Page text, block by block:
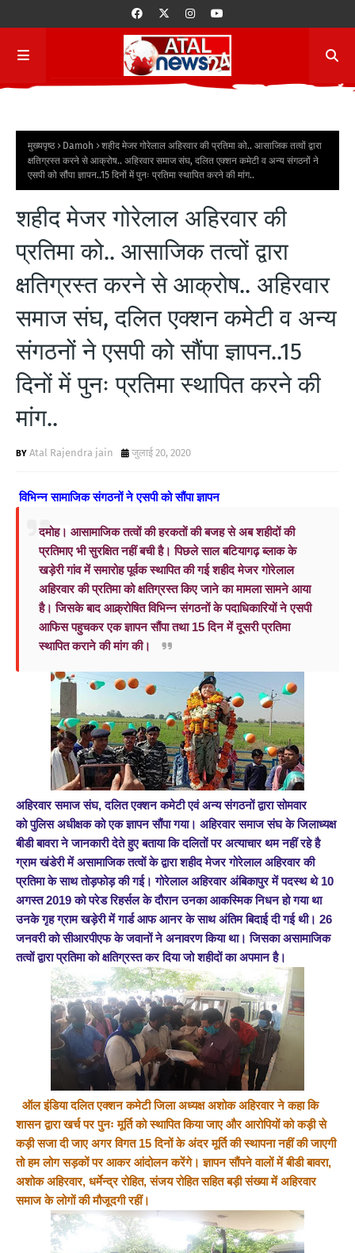
मुख्यपृष्ठ Damoh
शहीद मेजर गोरेलाल अहिरवार की प्रतिमा को.. आसाजिक तत्वों द्वारा
क्षतिग्रस्त करने से आक्रोष.. अहिरवार समाज संघ, दलित एक्शन कमेटी व अन्य संगठनों ने
एसपी को सौंपा ज्ञापन..15 दिनों में पुनः प्रतिमा स्थापित करने की मांग..
शहीद मेजर गोरेलाल अहिरवार की
प्रतिमा को.. आसाजिक तत्वों द्वारा
क्षतिग्रस्त करने से आक्रोष.. अहिरवार
समाज संघ, दलित एक्शन कमेटी व अन्य
संगठनों ने एसपी को सौंपा ज्ञापन..15
दिनों में पुनः प्रतिमा स्थापित करने की
मांग..
Atal Rajendra jain जुलाई 20, 2020
विभिन्न सामाजिकसंगठनों ने एसपी को सौंपा ज्ञापन
दमोह। आसामाजिक तत्वों की हरकतों की बजह से अब शहीदों की
प्रतिमाए भी सुरक्षित नहीं बची है। पिछले साल बटियागढ़ ब्लाक के
खड़ेरी गांव में समारोह पूर्वक स्थापित की गई शहीद मेजर गोरेलाल
अहिरवार की प्रतिमा को क्षतिग्रस्त किए जाने का मामला सामने आया
है। जिसके बाद आक्र्रोषित विभिन्न संगठनों के पदाधिकारियों ने एसपी
आफिस पहुचकर एक ज्ञापन सौंपा तथा 15 दिन में दूसरी प्रतिमा
स्थापित कराने की मांग की।
अहिरवार समाज संघ, दलित एक्शन कमेटी एवं अन्य संगठनोंद्वारासोमवार
कोपुलिस अधीक्षक को एक ज्ञापन सौंपा गया। अहिरवार समाज संघ के जिलाध्यक्ष
बीडी बावरा ने जानकारी देते हुए बताया कि दलितों पर अत्याचार थम नहीं रहे है
ग्राम खंडेरीमेंअसामाजिक तत्वों के द्वारा शहीद मेजर गोरेलाल अहिरवार की
प्रतिमा के साथ तोड़फोड़ की गई। गोरेलाल अहिरवार अंबिकापुर में पदस्थ थे 10
अगस्त 2019 को परेड रिहर्सल के दौरान उनका आकस्मिक निधन हो गया था
उनके गृह ग्राम खड़ेरी में गार्ड आफ आनर के साथ अंतिम बिदाई दी गई थी। 26
जनवरी को सीआरपीएफ के जवानों ने अनावरण किया था।जिसका असामाजिक
तत्वों द्वारा प्रतिमा को क्षतिग्रस्त कर दिया जो शहीदों का अपमान है।
ऑल इंडिया दलित एक्शन कमेटी जिला अध्यक्ष अशोक अहिरवार ने कहा कि
शासन द्वारा खर्च पर पुनः मूर्ति को स्थापित किया जाए और आरोपियों को कड़ी से
कड़ी सजा दी जाए अगर विगत 15 दिनों के अंदर मूर्ति की स्थापना नहीं की जाएगी
तो हम लोग सड़कों पर आकर आंदोलन करेंगे। ज्ञापन सौंपने वालों में बीडी बावरा,
अशोक अहिरवार, धर्मेन्द्र रोहित, संजय रोहित सहित बड़ी संख्यामेंअहिरवार
समाज के लोगों की मौजूदगी रहीं।